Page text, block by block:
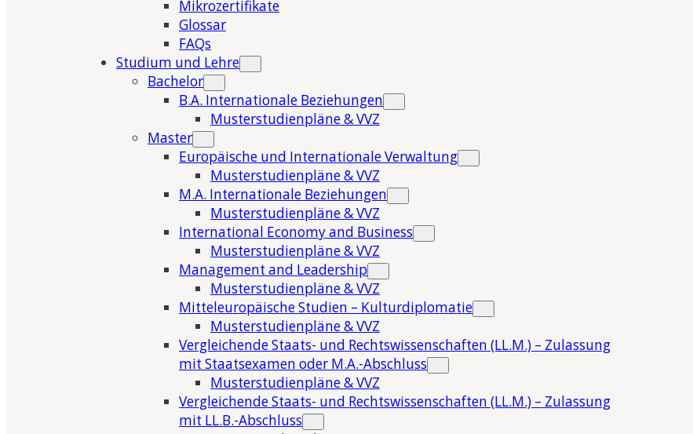
Mikrozertifikate
Glossar
FAQs
Studium und Lehre
Bachelor
B.A. Internationale Beziehungen
Musterstudienpläne & VVZ
Master
Europäische und Internationale Verwaltung
Musterstudienpläne & VVZ
M.A. Internationale Beziehungen
Musterstudienpläne & VVZ
International Economy and Business
Musterstudienpläne & VVZ
Management and Leadership
Musterstudienpläne & VVZ
Mitteleuropäische Studien – Kulturdiplomatie
Musterstudienpläne & VVZ
Vergleichende Staats- und Rechtswissenschaften (LL.M.) – Zulassung
mit Staatsexamen oder M.A.-Abschluss
Musterstudienpläne & VVZ
Vergleichende Staats- und Rechtswissenschaften (LL.M.) – Zulassung
mit LL.B.-Abschluss